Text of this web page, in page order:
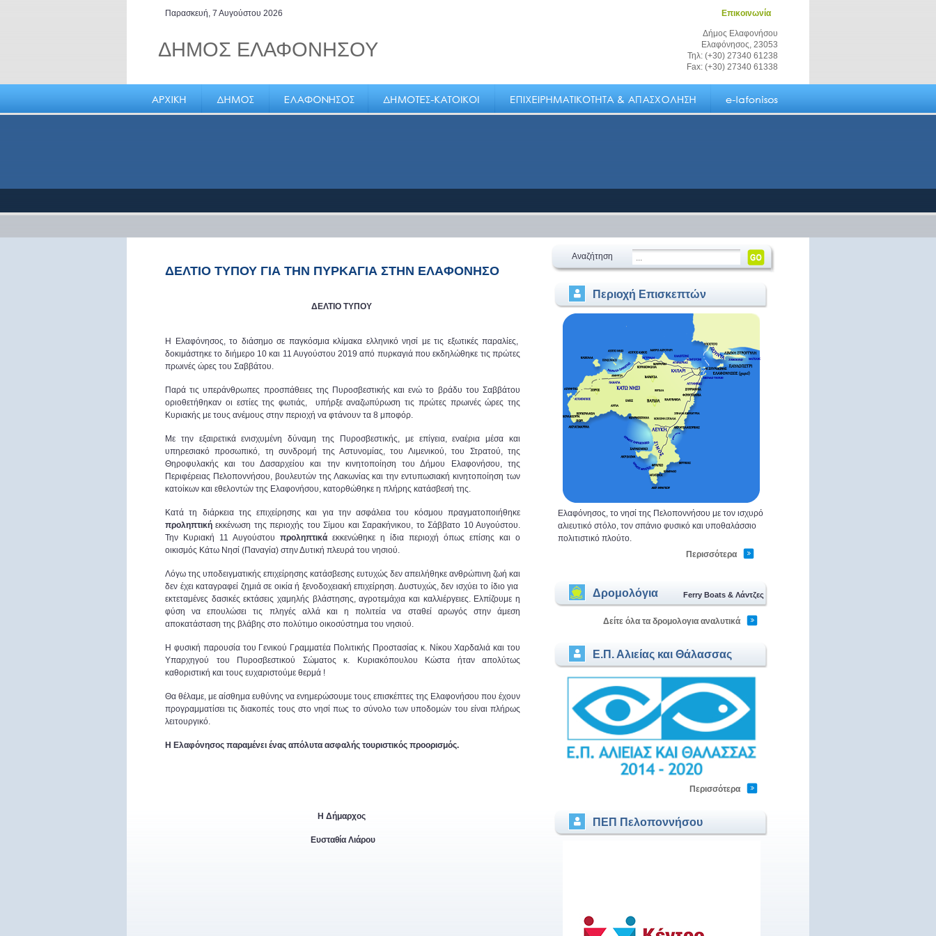
Παρασκευή, 7 Αυγούστου 2026 Επικοινωνία
ΔΗΜΟΣ ΕΛΑΦΟΝΗΣΟΥ
Δήμος Ελαφονήσου
Ελαφόνησος, 23053
Τηλ: (+30) 27340 61238
Fax: (+30) 27340 61338
ΔΕΛΤΙΟ ΤΥΠΟΥ ΓΙΑ ΤΗΝ ΠΥΡΚΑΓΙΑ ΣΤΗΝ ΕΛΑΦΟΝΗΣΟ
ΔΕΛΤΙΟ ΤΥΠΟΥ
Η Ελαφόνησος, το διάσημο σε παγκόσμια κλίμακα ελληνικό νησί με τις εξωτικές παραλίες,
δοκιμάστηκε το διήμερο 10 και 11 Αυγούστου 2019 από πυρκαγιά που εκδηλώθηκε τις πρώτες
πρωινές ώρες του Σαββάτου.
Παρά τις υπεράνθρωπες προσπάθειες της Πυροσβεστικής και ενώ το βράδυ του Σαββάτου
οριοθετήθηκαν οι εστίες της φωτιάς, υπήρξε αναζωπύρωση τις πρώτες πρωινές ώρες της
Κυριακής με τους ανέμους στην περιοχή να φτάνουν τα 8 μποφόρ.
Με την εξαιρετικά ενισχυμένη δύναμη της Πυροσβεστικής, με επίγεια, εναέρια μέσα και
υπηρεσιακό προσωπικό, τη συνδρομή της Αστυνομίας, του Λιμενικού, του Στρατού, της
Θηροφυλακής και του Δασαρχείου και την κινητοποίηση του Δήμου Ελαφονήσου, της
Περιφέρειας Πελοποννήσου, βουλευτών της Λακωνίας και την εντυπωσιακή κινητοποίηση των
κατοίκων και εθελοντών της Ελαφονήσου, κατορθώθηκε η πλήρης κατάσβεσή της.
Κατά τη διάρκεια της επιχείρησης και για την ασφάλεια του κόσμου πραγματοποιήθηκε
προληπτική εκκένωση της περιοχής του Σίμου και Σαρακήνικου, το Σάββατο 10 Αυγούστου.
Την Κυριακή 11 Αυγούστου προληπτικά εκκενώθηκε η ίδια περιοχή όπως επίσης και ο
οικισμός Κάτω Νησί (Παναγία) στην Δυτική πλευρά του νησιού.
Λόγω της υποδειγματικής επιχείρησης κατάσβεσης ευτυχώς δεν απειλήθηκε ανθρώπινη ζωή και
δεν έχει καταγραφεί ζημιά σε οικία ή ξενοδοχειακή επιχείρηση. Δυστυχώς, δεν ισχύει το ίδιο για
εκτεταμένες δασικές εκτάσεις χαμηλής βλάστησης, αγροτεμάχια και καλλιέργειες. Ελπίζουμε η
φύση να επουλώσει τις πληγές αλλά και η πολιτεία να σταθεί αρωγός στην άμεση
αποκατάσταση της βλάβης στο πολύτιμο οικοσύστημα του νησιού.
Η φυσική παρουσία του Γενικού Γραμματέα Πολιτικής Προστασίας κ. Νίκου Χαρδαλιά και του
Υπαρχηγού του Πυροσβεστικού Σώματος κ. Κυριακόπουλου Κώστα ήταν απολύτως
καθοριστική και τους ευχαριστούμε θερμά !
Θα θέλαμε, με αίσθημα ευθύνης να ενημερώσουμε τους επισκέπτες της Ελαφονήσου που έχουν
προγραμματίσει τις διακοπές τους στο νησί πως το σύνολο των υποδομών του είναι πλήρως
λειτουργικό.
Η Ελαφόνησος παραμένει ένας απόλυτα ασφαλής τουριστικός προορισμός.
Η Δήμαρχος
Ευσταθία Λιάρου
Αναζήτηση
Περιοχή Επισκεπτών
Ελαφόνησος, το νησί της Πελοποννήσου με τον ισχυρό
αλιευτικό στόλο, τον σπάνιο φυσικό και υποθαλάσσιο
πολιτιστικό πλούτο.
Περισσότερα
Δρομολόγια Ferry Boats & Λάντζες
Δείτε όλα τα δρομολογια αναλυτικά
Ε.Π. Αλιείας και Θάλασσας
Περισσότερα
ΠΕΠ Πελοποννήσου